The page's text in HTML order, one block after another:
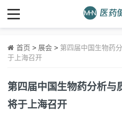
首页 > 展会 > 第四届中国生物药
于上海召开
第四届中国生物药分析与
将于上海召开